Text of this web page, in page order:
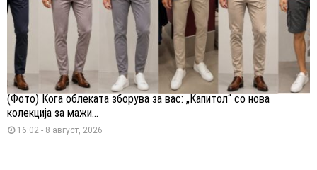
(Фото) Кога облеката зборува за вас: „Капитол“ со нова
колекција за мажи...
16:02 - 8 август, 2026